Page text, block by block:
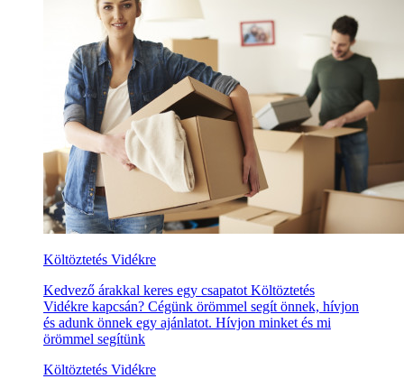
Költöztetés Vidékre
Kedvező árakkal keres egy csapatot Költöztetés
Vidékre kapcsán? Cégünk örömmel segít önnek, hívjon
és adunk önnek egy ajánlatot. Hívjon minket és mi
örömmel segítünk
Költöztetés Vidékre